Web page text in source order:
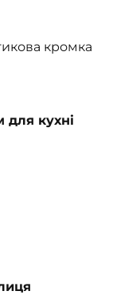
кромка
для кухні